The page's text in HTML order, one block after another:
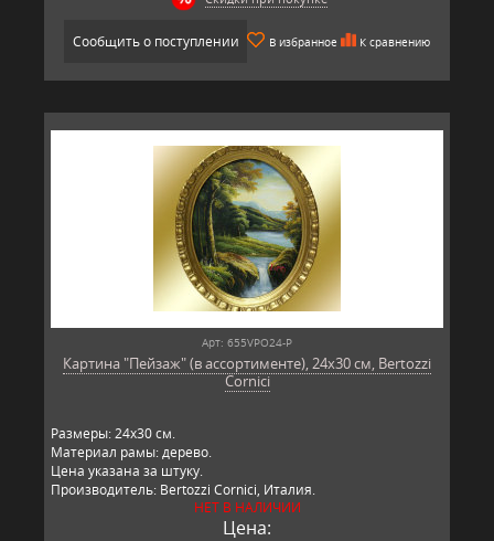
Сообщить о поступлении В избранное К сравнению
Арт: 655VPO24-P
Картина "Пейзаж" (в ассортименте), 24х30 см, Bertozzi
Cornici
Размеры: 24х30 см.
Материал рамы: дерево.
Цена указана за штуку.
Производитель: Bertozzi Cornici, Италия.
НЕТ В НАЛИЧИИ
Цена: